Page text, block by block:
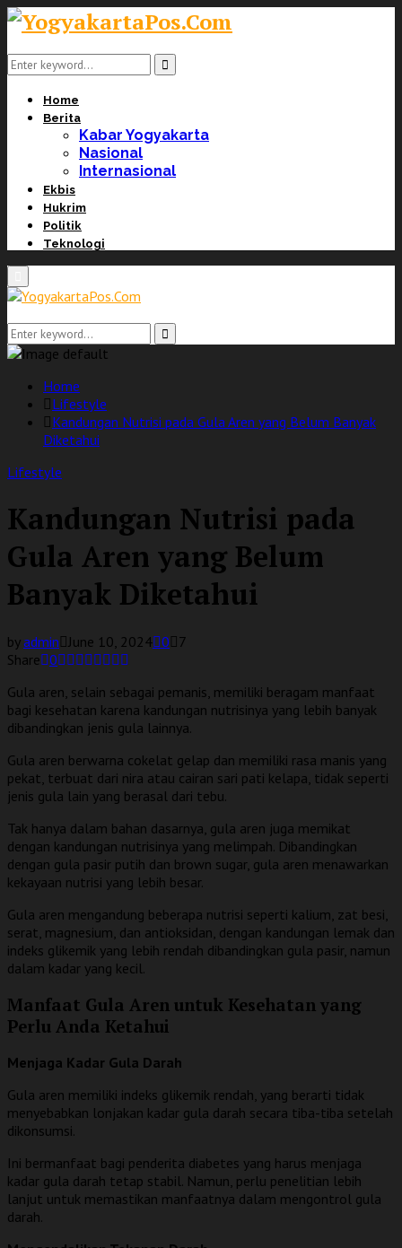
Search
for:
Search
Home
Berita
Kabar Yogyakarta
Nasional
Internasional
Ekbis
Hukrim
Politik
Teknologi
Menu
Search
for:
Search
Home
Lifestyle
Kandungan Nutrisi pada Gula Aren yang Belum Banyak
Diketahui
Lifestyle
Kandungan Nutrisi pada
Gula Aren yang Belum
Banyak Diketahui
byadmin June 10, 2024 0 7
Share 0
Gula aren, selain sebagai pemanis, memiliki beragam manfaat
bagi kesehatan karena kandungan nutrisinya yang lebih banyak
dibandingkan jenis gula lainnya.
Gula aren berwarna cokelat gelap dan memiliki rasa manis yang
pekat, terbuat dari nira atau cairan sari pati kelapa, tidak seperti
jenis gula lain yang berasal dari tebu.
Tak hanya dalam bahan dasarnya, gula aren juga memikat
dengan kandungan nutrisinya yang melimpah. Dibandingkan
dengan gula pasir putih dan brown sugar, gula aren menawarkan
kekayaan nutrisi yang lebih besar.
Gula aren mengandung beberapa nutrisi seperti kalium, zat besi,
serat, magnesium, dan antioksidan, dengan kandungan lemak dan
indeks glikemik yang lebih rendah dibandingkan gula pasir, namun
dalam kadar yang kecil.
Manfaat Gula Aren untuk Kesehatan yang
Perlu Anda Ketahui
Menjaga Kadar Gula Darah
Gula aren memiliki indeks glikemik rendah, yang berarti tidak
menyebabkan lonjakan kadar gula darah secara tiba-tiba setelah
dikonsumsi.
Ini bermanfaat bagi penderita diabetes yang harus menjaga
kadar gula darah tetap stabil. Namun, perlu penelitian lebih
lanjut untuk memastikan manfaatnya dalam mengontrol gula
darah.